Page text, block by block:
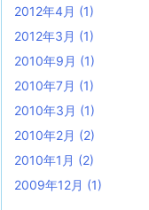
2012年4月 (1)
2012年3月 (1)
2010年9月 (1)
2010年7月 (1)
2010年3月 (1)
2010年2月 (2)
2010年1月 (2)
2009年12月 (1)